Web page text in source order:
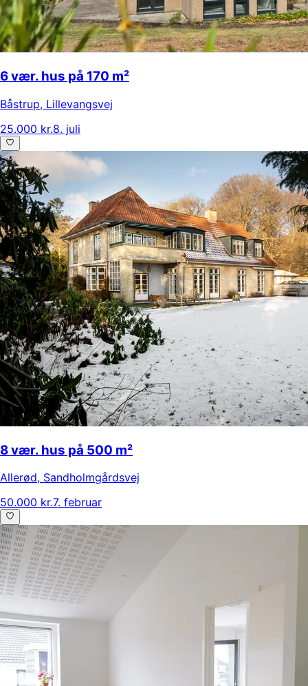
6 vær. hus på 170 m²
Båstrup, Lillevangsvej
25.000 kr.8. juli
8 vær. hus på 500 m²
Allerød, Sandholmgårdsvej
50.000 kr.7. februar